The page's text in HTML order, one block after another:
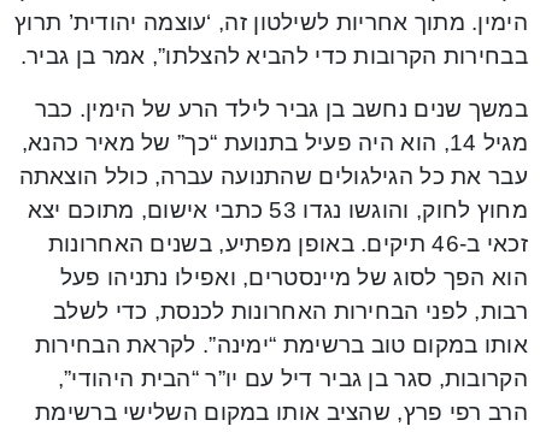
הימין. ‏מתוך אחריות לשילטון זה, ‘עוצמה יהודית’ תרוץ
בבחירות הקרובות כדי להביא להצלתו”, אמר בן גביר.
במשך שנים נחשב בן גביר לילד הרע של הימין. כבר
מגיל 14, הוא היה פעיל בתנועת “כך” של מאיר כהנא,
עבר את כל הגילגולים שהתנועה עברה, כולל הוצאתה
מחוץ לחוק, והוגשו נגדו 53 כתבי אישום, מתוכם יצא
זכאי ב-46 תיקים. באופן מפתיע, בשנים האחרונות
הוא הפך לסוג של מיינסטרים, ואפילו נתניהו פעל
רבות, לפני הבחירות האחרונות לכנסת, כדי לשלב
אותו במקום טוב ברשימת “ימינה”. לקראת הבחירות
הקרובות, סגר בן גביר דיל עם יו”ר “הבית היהודי”,
הרב רפי פרץ, שהציב אותו במקום השלישי ברשימת